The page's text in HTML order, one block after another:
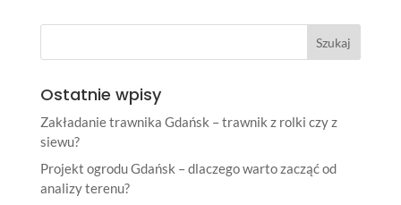
Ostatnie wpisy
Zakładanie trawnika Gdańsk – trawnik z rolki czy z
siewu?
Projekt ogrodu Gdańsk – dlaczego warto zacząć od
analizy terenu?